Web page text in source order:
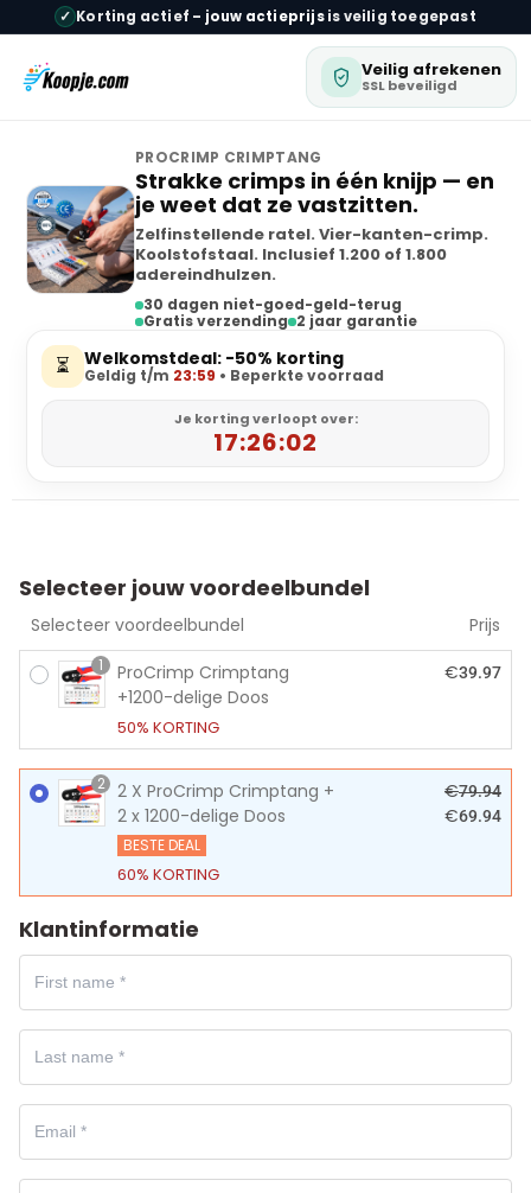
✓ Korting actief – jouw actieprijsis veilig toegepast
Veilig afrekenen
SSL beveiligd
PROCRIMP CRIMPTANG
Strakke crimps in één knijp — en
je weet dat ze vastzitten.
Zelfinstellende ratel. Vier-kanten-crimp.
Koolstofstaal. Inclusief 1.200 of 1.800
adereindhulzen.
30 dagen niet-goed-geld-terug
Gratis verzending 2 jaar garantie
⏳ Welkomstdeal: -50% korting
Geldig t/m 23:59 • Beperkte voorraad
Je korting verloopt over:
17:26:01
Selecteer jouw voordeelbundel
Selecteer voordeelbundel Prijs
1
ProCrimp Crimptang
+1200-delige Doos
50% KORTING
€39.97
2
2 X ProCrimp Crimptang +
2 x 1200-delige Doos
BESTE DEAL
60% KORTING
€79.94
€69.94
Klantinformatie